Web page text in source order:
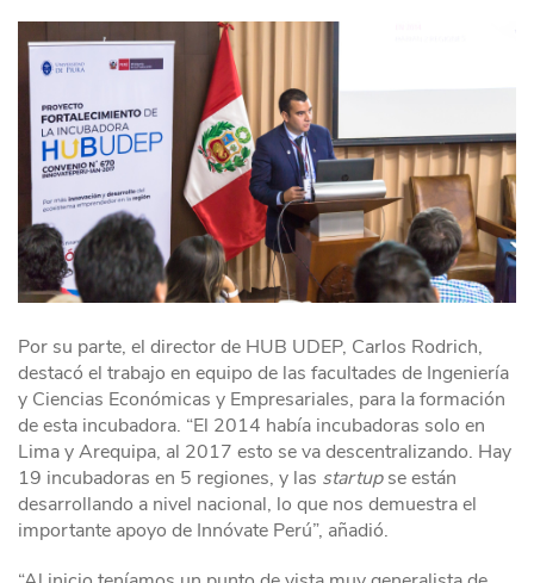
Por su parte, el director de HUB UDEP, Carlos Rodrich,
destacó el trabajo en equipo de las facultades de Ingeniería
y Ciencias Económicas y Empresariales, para la formación
de esta incubadora. “El 2014 había incubadoras solo en
Lima y Arequipa, al 2017 esto se va descentralizando. Hay
19 incubadoras en 5 regiones, y las startupse están
desarrollando a nivel nacional, lo que nos demuestra el
importante apoyo de Innóvate Perú”, añadió.